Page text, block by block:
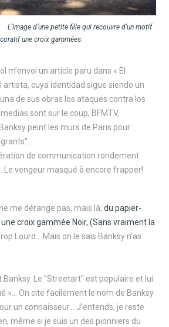
L’image d’une petite fille qui recouvre d’un motif
une croix gammées.
m’envoi un article paru dans « El
artista, cuya identidad sigue siendo un
de sus obras los ataques contra los
sont sur le coup, BFMTV,
peint les murs de Paris pour
de communication rondement
Le vengeur masqué à encore frapper!
me dérange pas, mais là,du papier-
croix gammée Noir, (Sans vraiment la
Lourd… Mais on le sais Banksy n’as
Le "Streetart" est populaire et lui
»… On cite facilement le nom de Banksy
un connaisseur... J’entends, je reste
même si je suis un des pionniers du